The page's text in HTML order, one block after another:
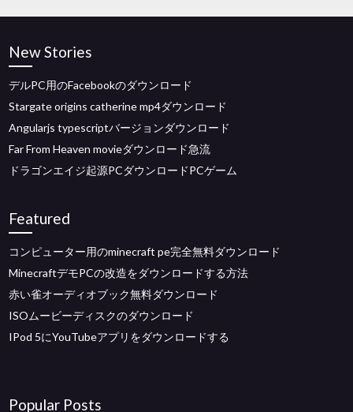
New Stories
デルPC用のFacebookのダウンロード
Stargate origins catherine mp4ダウンロード
Angularjs typescriptバージョンダウンロード
Far From Heaven movieダウンロード急流
ドラゴンエイジ起源PCダウンロードPCゲーム
Featured
コンピューター用のminecraft pe完全無料ダウンロード
MinecraftデモPCの改造をダウンロードする方法
赤い雀オーディオブック無料ダウンロード
ISOムービーディスクのダウンロード
IPod 5にYouTubeアプリをダウンロードする
Popular Posts